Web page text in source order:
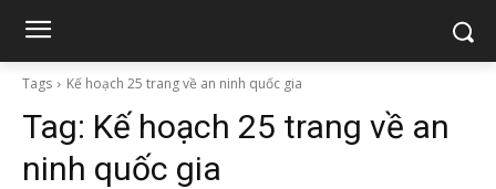
Tags Kế hoạch 25 trang về an ninh quốc gia
Tag: Kế hoạch 25 trang về an
ninh quốc gia